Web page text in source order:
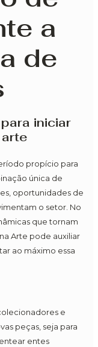
a
de
iniciar
propício para
única de
oportunidades de
o setor. No
que tornam
Arte pode auxiliar
ao máximo essa
e
peças, seja para
entes